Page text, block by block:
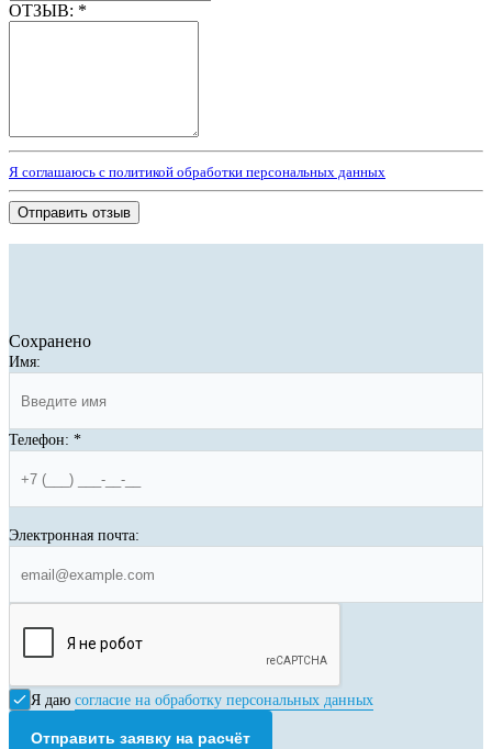
ОТЗЫВ: *
Я соглашаюсь с политикой обработки персональных данных
Отправить отзыв
Сохранено
Имя:
Телефон: *
Электронная почта:
Я даю согласие на обработку персональных данных
Отправить заявку на расчёт